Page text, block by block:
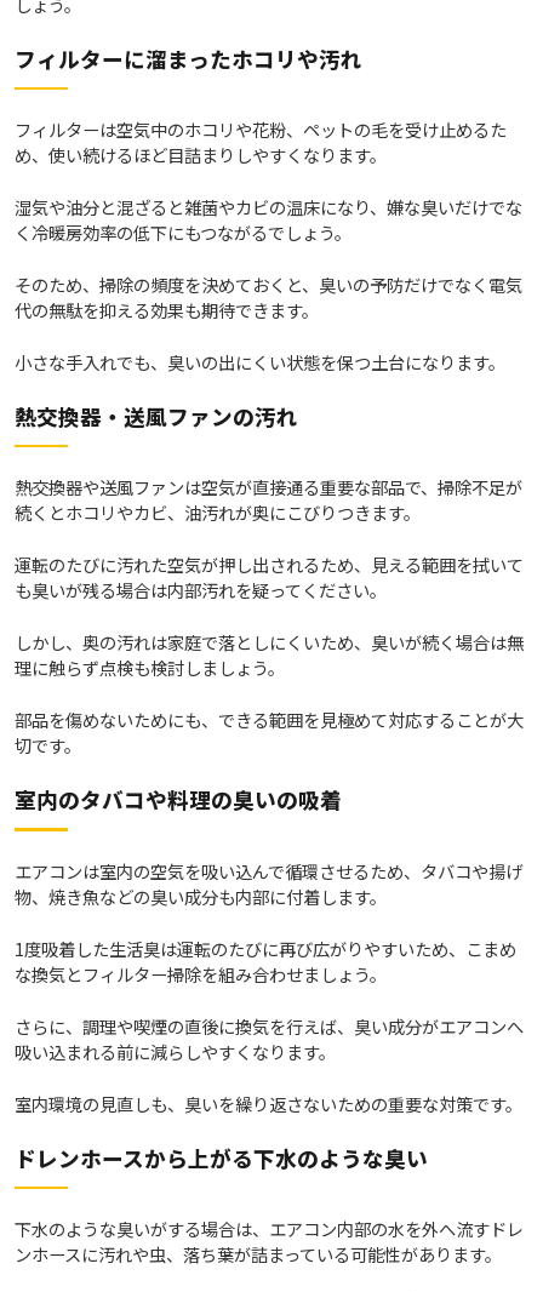
フィルターに溜まったホコリや汚れ
フィルターは空気中のホコリや花粉、ペットの毛を受け止めるた
め、使い続けるほど目詰まりしやすくなります。
湿気や油分と混ざると雑菌やカビの温床になり、嫌な臭いだけでな
く冷暖房効率の低下にもつながるでしょう。
そのため、掃除の頻度を決めておくと、臭いの予防だけでなく電気
代の無駄を抑える効果も期待できます。
小さな手入れでも、臭いの出にくい状態を保つ土台になります。
熱交換器・送風ファンの汚れ
熱交換器や送風ファンは空気が直接通る重要な部品で、掃除不足が
続くとホコリやカビ、油汚れが奥にこびりつきます。
運転のたびに汚れた空気が押し出されるため、見える範囲を拭いて
も臭いが残る場合は内部汚れを疑ってください。
しかし、奥の汚れは家庭で落としにくいため、臭いが続く場合は無
理に触らず点検も検討しましょう。
部品を傷めないためにも、できる範囲を見極めて対応することが大
切です。
室内のタバコや料理の臭いの吸着
エアコンは室内の空気を吸い込んで循環させるため、タバコや揚げ
物、焼き魚などの臭い成分も内部に付着します。
1度吸着した生活臭は運転のたびに再び広がりやすいため、こまめ
な換気とフィルター掃除を組み合わせましょう。
さらに、調理や喫煙の直後に換気を行えば、臭い成分がエアコンへ
吸い込まれる前に減らしやすくなります。
室内環境の見直しも、臭いを繰り返さないための重要な対策です。
ドレンホースから上がる下水のような臭い
下水のような臭いがする場合は、エアコン内部の水を外へ流すドレ
ンホースに汚れや虫、落ち葉が詰まっている可能性があります。